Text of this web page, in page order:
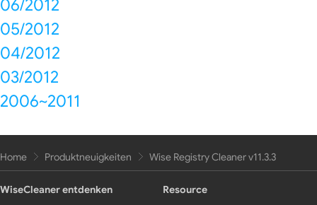
06/2012
05/2012
04/2012
03/2012
2006~2011
Home Produktneuigkeiten Wise Registry Cleaner v11.3.3
WiseCleaner entdenken
Resource